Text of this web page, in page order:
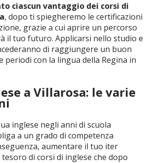
ciascun vantaggio dei corsi di
, dopo ti spiegheremo le certificazioni
grazie a cui aprire un percorso
il tuo futuro. Applicarsi nello studio e
di raggiungere un buon
con la lingua della Regina in
a Villarosa: le varie
inglese negli anni di scuola
a un grado di competenza
aumentare il tuo iter
di corsi di inglese che dopo